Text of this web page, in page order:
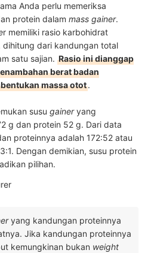
Anda perlu memeriksa
protein dalam mass gainer.
r memiliki rasio karbohidrat
dari kandungan total
satu sajian. Rasio ini dianggap
berat badan
massa otot.
susu gaineryang
g dan protein 52 g. Dari data
proteinnya adalah 172:52 atau
Dengan demikian, susu protein
pilihan.
yang kandungan proteinnya
Jika kandungan proteinnya
kemungkinan bukan weight